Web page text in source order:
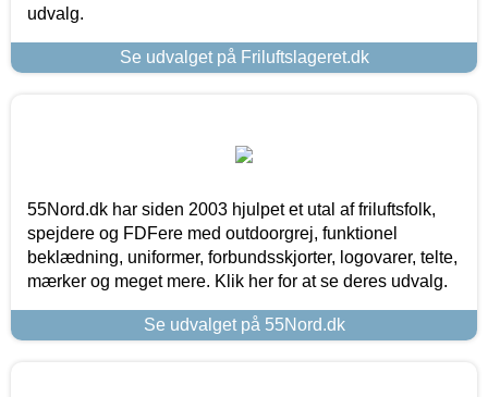
udvalg.
Se udvalget på Friluftslageret.dk
55Nord.dk har siden 2003 hjulpet et utal af friluftsfolk,
spejdere og FDFere med outdoorgrej, funktionel
beklædning, uniformer, forbundsskjorter, logovarer, telte,
mærker og meget mere. Klik her for at se deres udvalg.
Se udvalget på 55Nord.dk